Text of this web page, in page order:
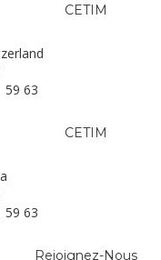
CETIM
59 63
CETIM
59 63
Rejoignez-Nous